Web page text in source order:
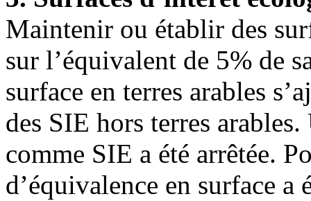
Maintenir ou établir des
sur l’équivalent de 5% de
surface en terres arables
des SIE hors terres
comme SIE a été arrêtée.
d’équivalence en surface a